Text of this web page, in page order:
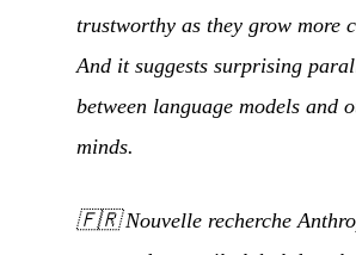
trustworthy as they grow more
And it suggests surprising
between language models and
minds.
🇫🇷Nouvelle recherche